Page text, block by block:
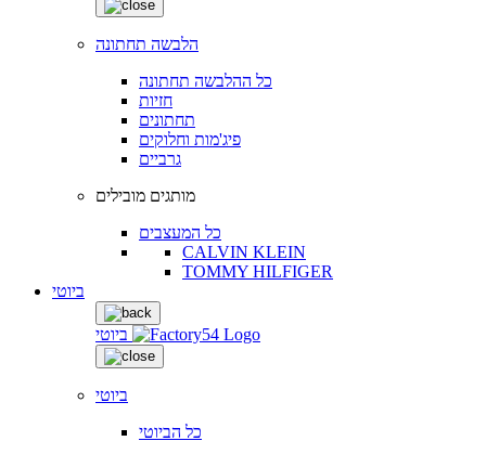
הלבשה תחתונה
כל ההלבשה תחתונה
חזיות
תחתונים
פיג'מות וחלוקים
גרביים
מותגים מובילים
כל המעצבים
CALVIN KLEIN
TOMMY HILFIGER
ביוטי
ביוטי
ביוטי
כל הביוטי